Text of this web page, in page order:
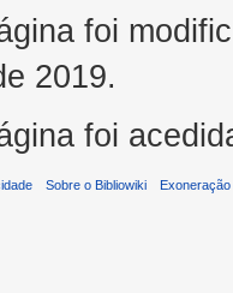
foi
2019.
foi
Sobre o Bibliowiki